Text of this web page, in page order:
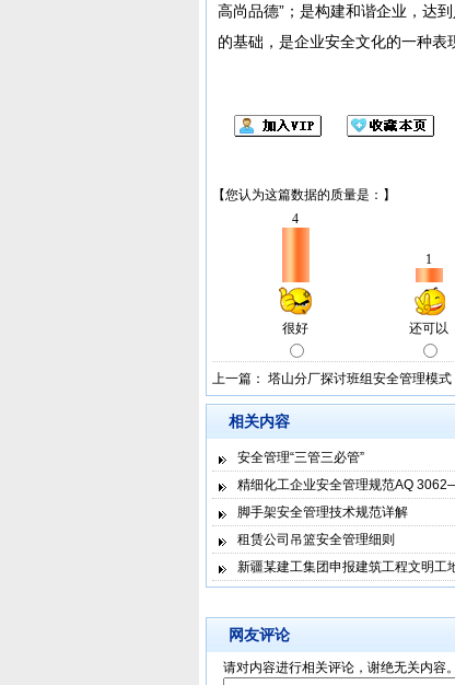
高尚品德”；是构建和谐企业，达
的基础，是企业安全文化的一种表
上一篇： 塔山分厂探讨班组安全管理模式
相关内容
安全管理“三管三必管”
精细化工企业安全管理规范AQ
脚手架安全管理技术规范详解
租赁公司吊篮安全管理细则
新疆某建工集团申报建筑工程文明工
网友评论
请对内容进行相关评论，谢绝无关内容。